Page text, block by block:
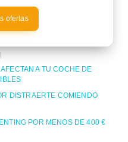
ofertas
A TU COCHE DE
DISTRAERTE COMIENDO
POR MENOS DE 400 €